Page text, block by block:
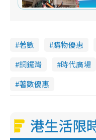
著數 購物優惠
銅鑼灣
時代廣場
著數優惠
港生活限